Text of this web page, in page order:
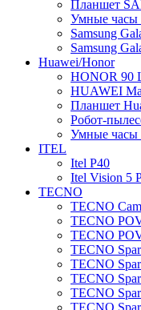
Планшет
Умные часы
Samsung
Samsung
Huawei/Honor
HONOR 90
HUAWEI
Планшет
Робот-
Умные часы
ITEL
Itel P40
Itel Vision 5
TECNO
TECNO
TECNO
TECNO
TECNO
TECNO
TECNO
TECNO
TECNO